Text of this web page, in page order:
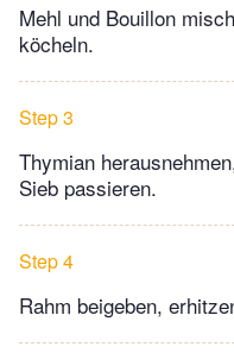
Mehl und Bouillon
köcheln.
Step 3
Thymian
Sieb passieren.
Step 4
Rahm beigeben,